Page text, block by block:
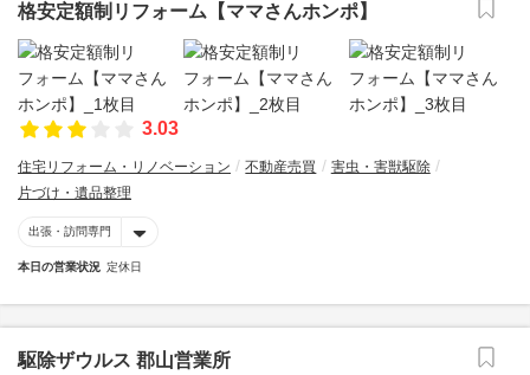
格安定額制リフォーム【ママさんホンポ】
3.03
住宅リフォーム・リノベーション 不動産売買
害虫・害獣駆除
片づけ・遺品整理
出張・訪問専門
本日の営業状況 定休日
駆除ザウルス 郡山営業所